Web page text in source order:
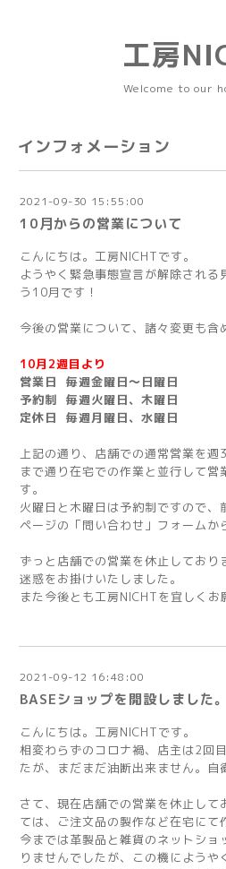
工房
Welcome to our
インフォメーション
2021-09-30 15:55:00
10月からの営業について
こんにちは。工房NICHTです。
ようやく緊急事態宣言が解除される
う10月です！
今後の営業について、諸々変更も含
10月2週目より
営業日 毎週金曜日～日曜日
予約制 毎週火曜日、木曜日
定休日 毎週月曜日、水曜日
上記の通り、店舗での通常営業を
まで通り在宅での作業と並行して営
す。
火曜日と木曜日は予約制ですので、
ページの「問い合わせ」フォームか
ずっと店舗での営業を休止しており
迷惑をお掛けいたしました。
また今後とも工房NICHTを宜しくお
2021-09-12 16:48:00
BASEショップを開設しました。
こんにちは。工房NICHTです。
相変わらずのコロナ禍、店主は2回
たが、まだまだ油断出来ません。自
さて、現在店舗での営業を休止して
ては、ご注文品の製作など在宅にて
今までは革製品と雑貨のネットショ
りませんでしたが、この機によう